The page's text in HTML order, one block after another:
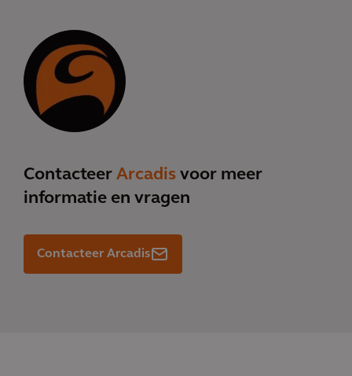
Contacteer Arcadis voor meer
informatie en vragen
Contacteer Arcadis